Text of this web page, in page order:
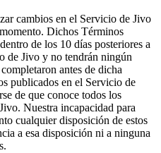
cambios en el Servicio de Jivo
Dichos Términos
de los 10 días posteriores a
de Jivo y no tendrán ningún
antes de dicha
publicados en el Servicio de
de que conoce todos los
Nuestra incapacidad para
cualquier disposición de estos
a esa disposición ni a ninguna